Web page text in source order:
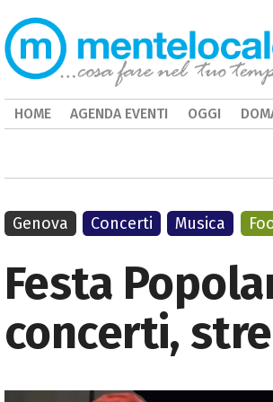
Festa
concerti,
Genova Concerti Musica
HOME AGENDA EVENTI OGGI